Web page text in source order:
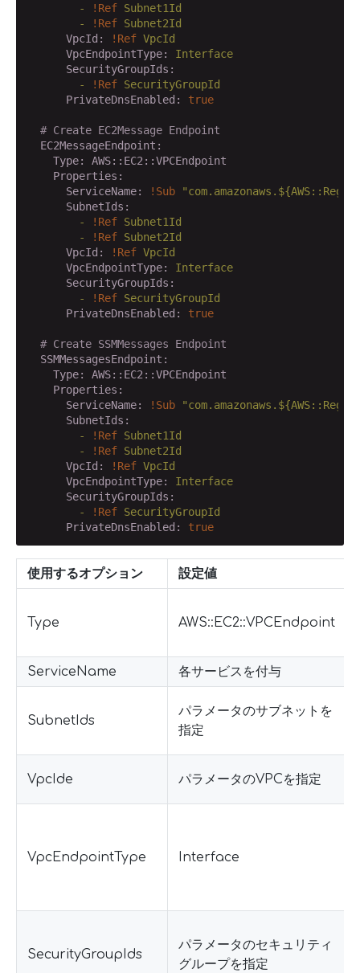
        -
!Ref Subnet1Id
        -
!Ref Subnet2Id
      VpcId:
!Ref VpcId
      VpcEndpointType:
Interface
      SecurityGroupIds:
        -
!Ref SecurityGroupId
      PrivateDnsEnabled:
true
# Create EC2Message Endpoint
  EC2MessageEndpoint:
    Type:
AWS::EC2::VPCEndpoint
    Properties:
      ServiceName:
!Sub
      SubnetIds:
        -
!Ref Subnet1Id
        -
!Ref Subnet2Id
      VpcId:
!Ref VpcId
      VpcEndpointType:
Interface
      SecurityGroupIds:
        -
!Ref SecurityGroupId
      PrivateDnsEnabled:
true
# Create SSMMessages Endpoint
  SSMMessagesEndpoint:
    Type:
AWS::EC2::VPCEndpoint
    Properties:
      ServiceName:
!Sub
      SubnetIds:
        -
!Ref Subnet1Id
        -
!Ref Subnet2Id
      VpcId:
!Ref VpcId
      VpcEndpointType:
Interface
      SecurityGroupIds:
        -
!Ref SecurityGroupId
      PrivateDnsEnabled:
true
使用するオプション 設定値
Type AWS::EC2::VPCEndpoint
ServiceName 各サービスを付与
SubnetIds
パラメータのサブネットを
指定
VpcIde パラメータのVPCを指定
VpcEndpointType Interface
SecurityGroupIds
パラメータのセキュリティ
グループを指定